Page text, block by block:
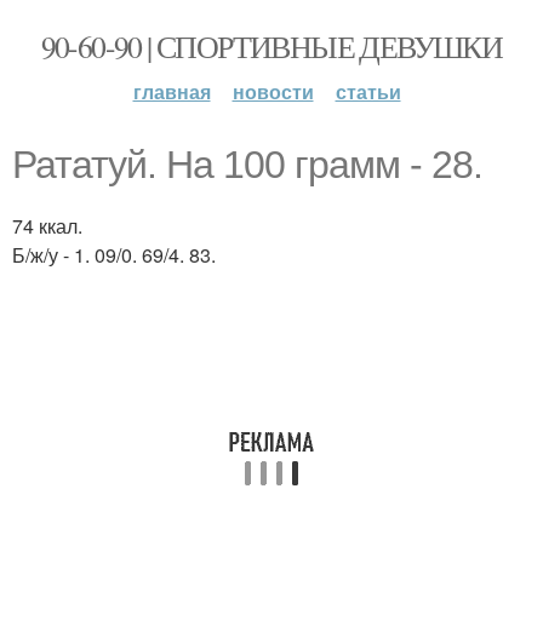
90-60-90 | СПОРТИВНЫЕ ДЕВУШКИ
главная новости статьи
Рататуй. На 100 грамм - 28.
74 ккал.
Б/ж/у - 1. 09/0. 69/4. 83.